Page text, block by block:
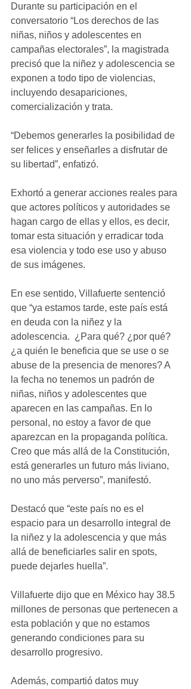
Durante su participación en el
conversatorio “Los derechos de las
niñas, niños y adolescentes en
campañas electorales”, la magistrada
precisó que la niñez y adolescencia se
exponen a todo tipo de violencias,
incluyendo desapariciones,
comercialización y trata.
“Debemos generarles la posibilidad de
ser felices y enseñarles a disfrutar de
su libertad”, enfatizó.
Exhortó a generar acciones reales para
que actores políticos y autoridades se
hagan cargo de ellas y ellos, es decir,
tomar esta situación y erradicar toda
esa violencia y todo ese uso y abuso
de sus imágenes.
En ese sentido, Villafuerte sentenció
que “ya estamos tarde, este país está
en deuda con la niñez y la
adolescencia.  ¿Para qué? ¿por qué?
¿a quién le beneficia que se use o se
abuse de la presencia de menores? A
la fecha no tenemos un padrón de
niñas, niños y adolescentes que
aparecen en las campañas. En lo
personal, no estoy a favor de que
aparezcan en la propaganda política.
Creo que más allá de la Constitución,
está generarles un futuro más liviano,
no uno más perverso”, manifestó.
Destacó que “este país no es el
espacio para un desarrollo integral de
la niñez y la adolescencia y que más
allá de beneficiarles salir en spots,
puede dejarles huella”.
Villafuerte dijo que en México hay 38.5
millones de personas que pertenecen a
esta población y que no estamos
generando condiciones para su
desarrollo progresivo.
Además, compartió datos muy